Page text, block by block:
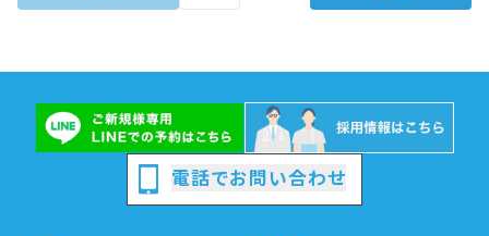
電話でお問い合わせ